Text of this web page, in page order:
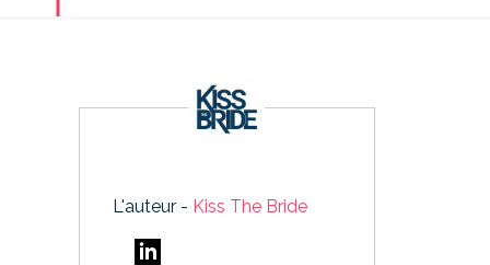
L'auteur - Kiss The Bride